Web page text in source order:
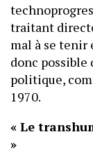
traitant
mal à se tenir
donc possible
politique,
1970.
« Le
»